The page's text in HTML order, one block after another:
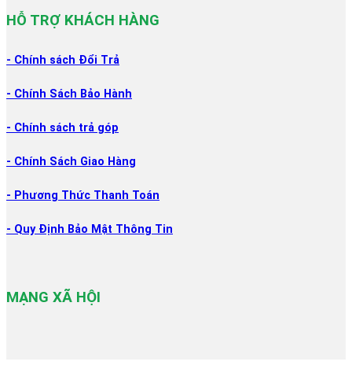
HỖ TRỢ KHÁCH HÀNG
- Chính sách Đổi Trả
- Chính Sách Bảo Hành
- Chính sách trả góp
- Chính Sách Giao Hàng
- Phương Thức Thanh Toán
- Quy Định Bảo Mật Thông Tin
MẠNG XÃ HỘI